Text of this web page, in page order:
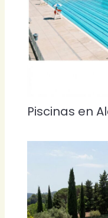
Piscinas en